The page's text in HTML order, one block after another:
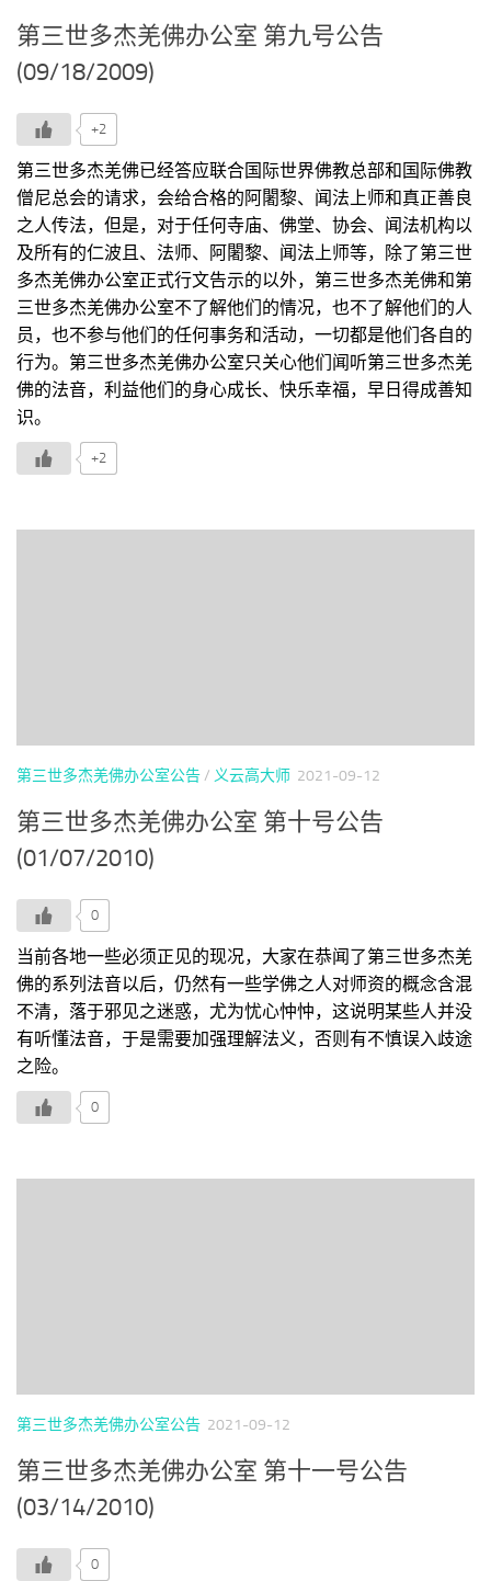
第三世多杰羌佛办公室 第九号公告
(09/18/2009)
+2
第三世多杰羌佛已经答应联合国际世界佛教总部和国际佛教
僧尼总会的请求，会给合格的阿闍黎、闻法上师和真正善良
之人传法，但是，对于任何寺庙、佛堂、协会、闻法机构以
及所有的仁波且、法师、阿闍黎、闻法上师等，除了第三世
多杰羌佛办公室正式行文告示的以外，第三世多杰羌佛和第
三世多杰羌佛办公室不了解他们的情况，也不了解他们的人
员，也不参与他们的任何事务和活动，一切都是他们各自的
行为。第三世多杰羌佛办公室只关心他们闻听第三世多杰羌
佛的法音，利益他们的身心成长、快乐幸福，早日得成善知
识。
+2
第三世多杰羌佛办公室公告/ 义云高大师 2021-09-12
第三世多杰羌佛办公室 第十号公告
(01/07/2010)
0
当前各地一些必须正见的现况，大家在恭闻了第三世多杰羌
佛的系列法音以后，仍然有一些学佛之人对师资的概念含混
不清，落于邪见之迷惑，尤为忧心忡忡，这说明某些人并没
有听懂法音，于是需要加强理解法义，否则有不慎误入歧途
之险。
0
第三世多杰羌佛办公室公告 2021-09-12
第三世多杰羌佛办公室 第十一号公告
(03/14/2010)
0